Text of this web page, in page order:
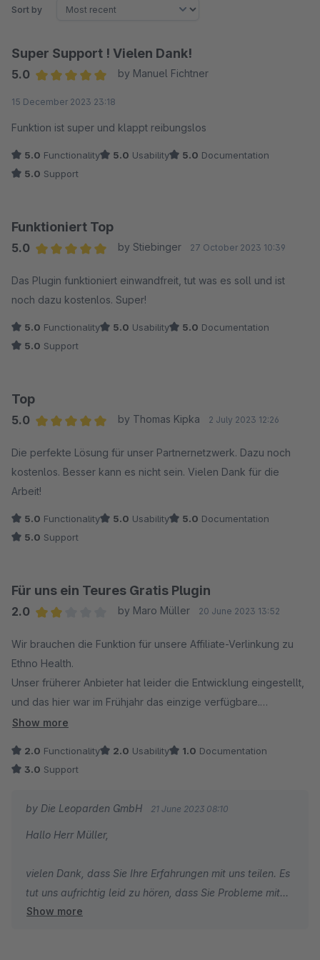
Sort by
Super Support ! Vielen Dank!
5.0
by Manuel Fichtner
15 December 2023 23:18
Funktion ist super und klappt reibungslos
5.0 Functionality 5.0 Usability 5.0 Documentation
5.0 Support
Funktioniert Top
5.0
by Stiebinger 27 October 2023 10:39
Das Plugin funktioniert einwandfreit, tut was es soll und ist
noch dazu kostenlos. Super!
5.0 Functionality 5.0 Usability 5.0 Documentation
5.0 Support
Top
5.0
by Thomas Kipka 2 July 2023 12:26
Die perfekte Lösung für unser Partnernetzwerk. Dazu noch
kostenlos. Besser kann es nicht sein. Vielen Dank für die
Arbeit!
5.0 Functionality 5.0 Usability 5.0 Documentation
5.0 Support
Für uns ein Teures Gratis Plugin
2.0
by Maro Müller 20 June 2023 13:52
Wir brauchen die Funktion für unsere Affiliate-Verlinkung zu
Ethno Health.
Unser früherer Anbieter hat leider die Entwicklung eingestellt,
und das hier war im Frühjahr das einzige verfügbare.
Nach Installation funktionierte es zwar super, aber wir haben
Nach ein paar Wochen Ärger (auch unser sehr beliebter
großen Umsatzausfall deswegen und 2 Stunden Arbeit
unseres Hosts Enerspace, der uns dafür netterweise weniger
das die gesamte Rabattfunktion über Wochen lahmgelegt hat!
Vielen Dank für Nix.
Zum Glück gibt es inzwischen Ersatz von enne.digital, so dass
Show more
2.0 Functionality 2.0 Usability 1.0 Documentation
3.0 Support
by Die Leoparden GmbH 21 June 2023 08:10
Hallo Herr Müller,
vielen Dank, dass Sie Ihre Erfahrungen mit uns teilen. Es
tut uns aufrichtig leid zu hören, dass Sie Probleme mit
unserem Plugin hatten.
Show more